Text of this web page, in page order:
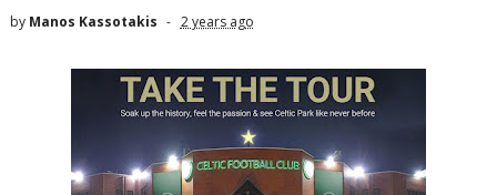
by Manos Kassotakis 2 years ago